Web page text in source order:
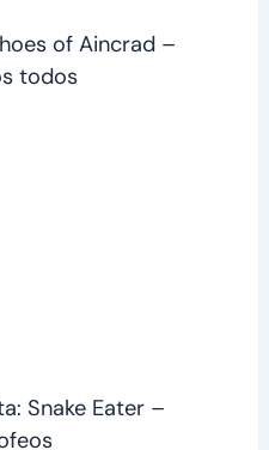
of Aincrad –
todos
Snake Eater –